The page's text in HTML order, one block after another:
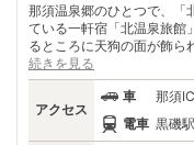
那須温泉郷のひとつで、「
ている一軒宿「北温泉旅館
るところに天狗の面が飾ら
駐車場からも5分程深い谷
場が離れているのは、先代
う。 木造3階建ての建物は
となってレトロな雰囲気
り、第二次世界大戦前後
続きを見る
アクセス
車
那須
電車 黒磯